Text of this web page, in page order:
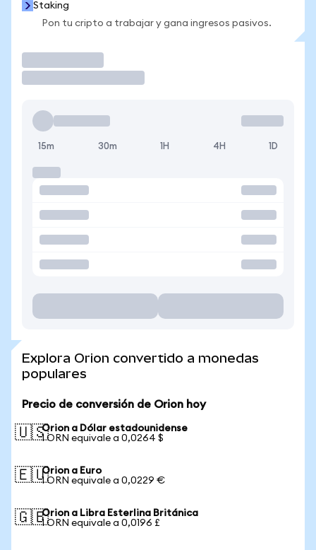
Staking
Pon tu cripto a trabajar y gana ingresos pasivos.
15m 30m 1H 4H 1D
Explora Orion convertido a monedas
populares
Precio de conversión de Orion hoy
🇺🇸Orion a Dólar estadounidense
1 ORN equivale a 0,0264 $
🇪🇺Orion a Euro
1 ORN equivale a 0,0229 €
🇬🇧Orion a Libra Esterlina Británica
1 ORN equivale a 0,0196 £